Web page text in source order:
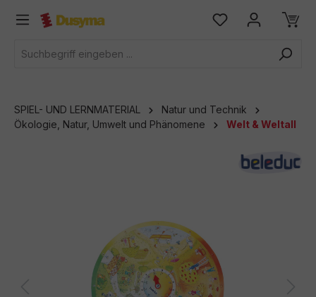
springen
SPIEL- UND LERNMATERIAL
Natur und Technik
Ökologie, Natur, Umwelt und Phänomene
Welt & Weltall